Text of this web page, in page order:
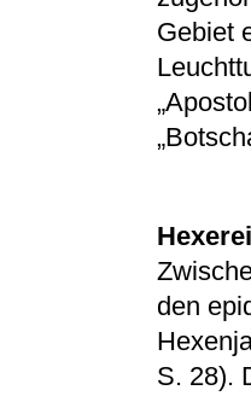
Gebiet
den
S. 28).